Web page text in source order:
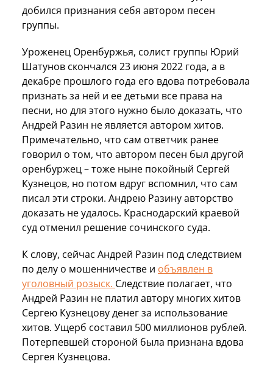
добился признания себя автором песен
группы.
Уроженец Оренбуржья, солист группы Юрий
Шатунов скончался 23 июня 2022 года, а в
декабре прошлого года его вдова потребовала
признать за ней и ее детьми все права на
песни, но для этого нужно было доказать, что
Андрей Разин не является автором хитов.
Примечательно, что сам ответчик ранее
говорил о том, что автором песен был другой
оренбуржец – тоже ныне покойный Сергей
Кузнецов, но потом вдруг вспомнил, что сам
писал эти строки. Андрею Разину авторство
доказать не удалось. Краснодарский краевой
суд отменил решение сочинского суда.
К слову, сейчас Андрей Разин под следствием
по делу о мошенничестве и объявлен в
уголовный розыск. Следствие полагает, что
Андрей Разин не платил автору многих хитов
Сергею Кузнецову денег за использование
хитов. Ущерб составил 500 миллионов рублей.
Потерпевшей стороной была признана вдова
Сергея Кузнецова.